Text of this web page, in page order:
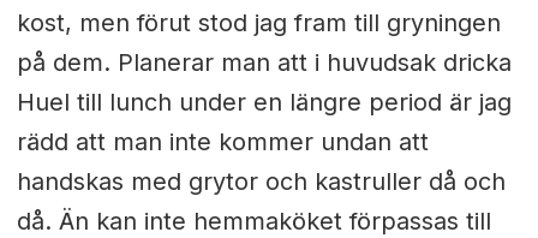
kost, men förut stod jag fram till gryningen
på dem. Planerar man att i huvudsak dricka
Huel till lunch under en längre period är jag
rädd att man inte kommer undan att
handskas med grytor och kastruller då och
då. Än kan inte hemmaköket förpassas till